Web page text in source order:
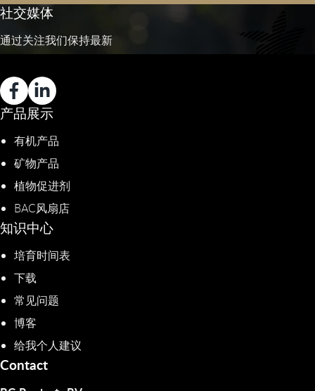
社交媒体
通过关注我们保持最新
产品展示
有机产品
矿物产品
植物促进剂​
BAC风扇店
知识中心
培育时间表
下载
常见问题
博客
给我个人建议
Contact